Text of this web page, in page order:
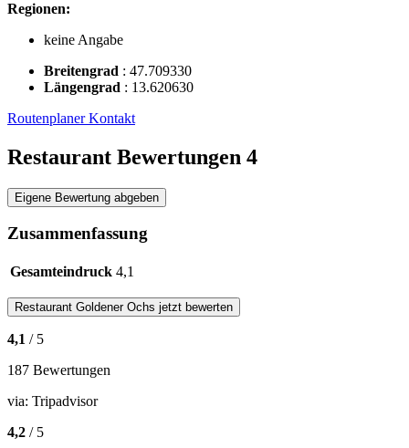
Regionen:
keine Angabe
Breitengrad : 47.709330
Längengrad : 13.620630
RoutenplanerKontakt
Restaurant Bewertungen 4
Eigene Bewertung abgeben
Zusammenfassung
Gesamteindruck 4,1
Restaurant Goldener Ochs jetzt bewerten
4,1 / 5
187 Bewertungen
via: Tripadvisor
4,2 / 5